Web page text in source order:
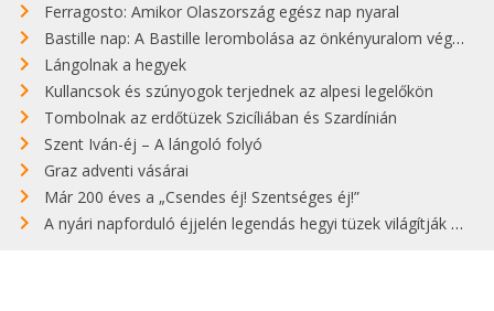
Ferragosto: Amikor Olaszország egész nap nyaral
Bastille nap: A Bastille lerombolása az önkényuralom végét jelentette
Lángolnak a hegyek
Kullancsok és szúnyogok terjednek az alpesi legelőkön
Tombolnak az erdőtüzek Szicíliában és Szardínián
Szent Iván-éj – A lángoló folyó
Graz adventi vásárai
Már 200 éves a „Csendes éj! Szentséges éj!”
A nyári napforduló éjjelén legendás hegyi tüzek világítják meg Zugspitzét